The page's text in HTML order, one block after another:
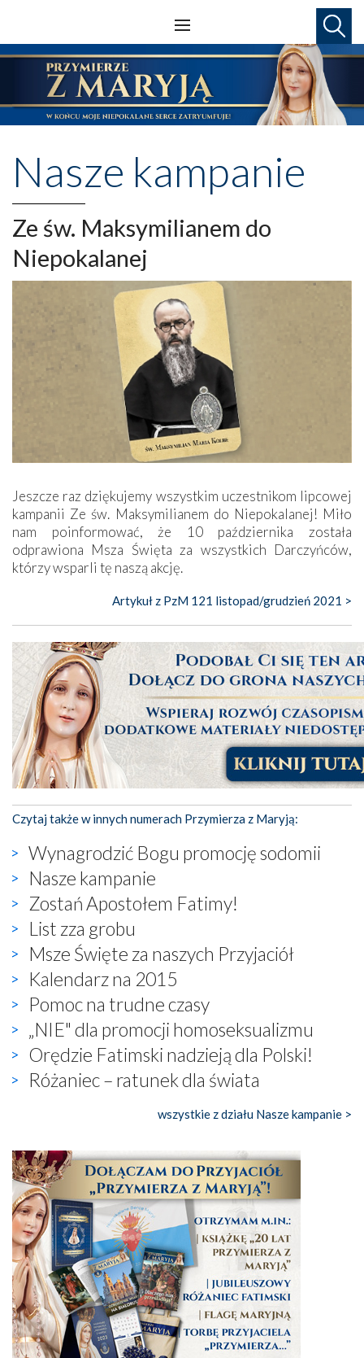
Nasze kampanie
Ze św. Maksymilianem do
Niepokalanej
Jeszcze raz dziękujemy wszystkim uczestnikom lipcowej
kampanii Ze św. Maksymilianem do ­Niepokalanej! Miło
nam poinformować, że 10 października została
odprawiona Msza Święta za wszystkich Darczyńców,
którzy wsparli tę naszą akcję.
Artykuł z PzM 121 listopad/grudzień 2021 >
Czytaj także w innych numerach Przymierza z Maryją:
Wynagrodzić Bogu promocję sodomii
Nasze kampanie
Zostań Apostołem Fatimy!
List zza grobu
Msze Święte za naszych Przyjaciół
Kalendarz na 2015
Pomoc na trudne czasy
„NIE" dla promocji homoseksualizmu
Orędzie Fatimski nadzieją dla Polski!
Różaniec – ratunek dla świata
wszystkie z działu Nasze kampanie >